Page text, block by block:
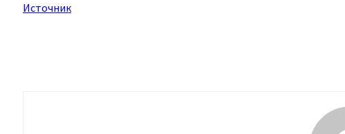
Источник